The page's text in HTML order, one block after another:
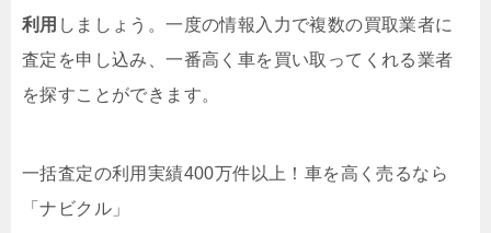
利用 しましょう。一度の情報入力で複数の買取業者に
査定を申し込み、一番高く車を買い取ってくれる業者
を探すことができます。
一括査定の利用実績400万件以上！ 車を高く売るなら
「ナビクル」